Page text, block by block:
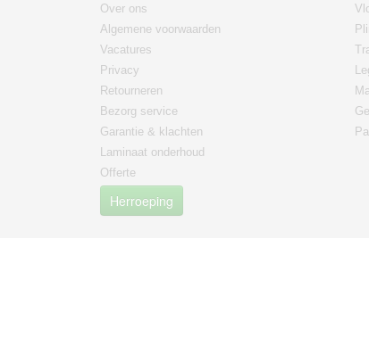
Over ons
Algemene voorwaarden
Vacatures
Privacy
Retourneren
Bezorg service
Garantie & klachten
Laminaat onderhoud
Offerte
Herroeping